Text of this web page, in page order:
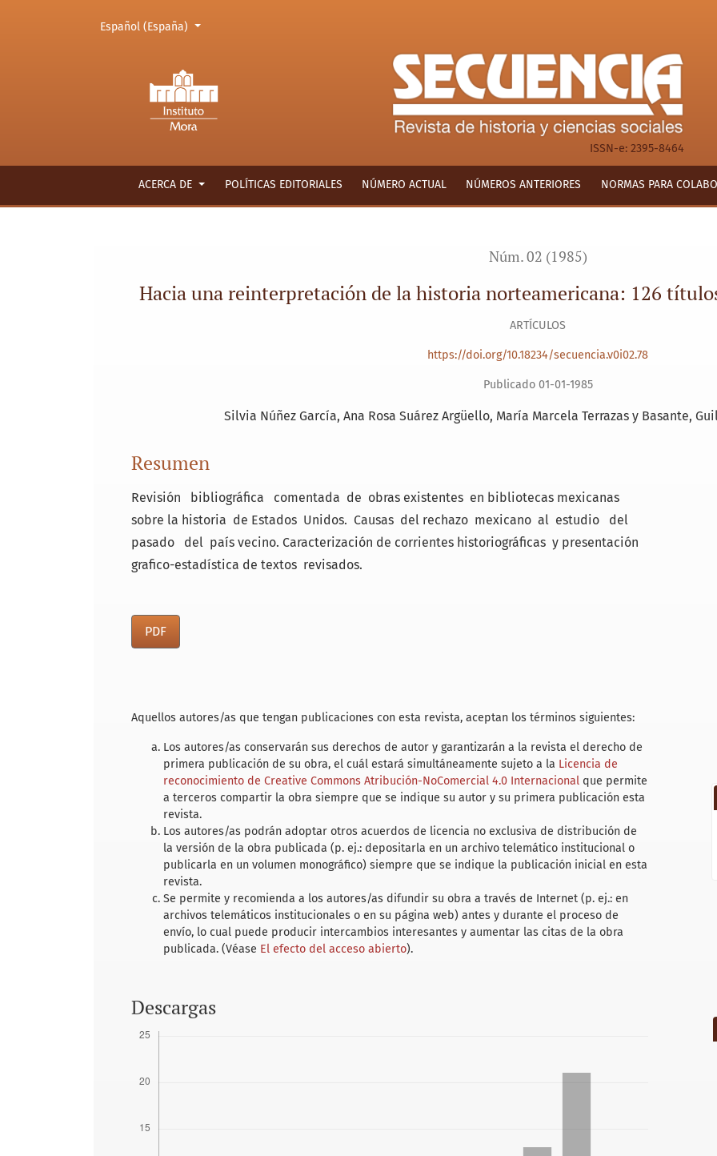
Hacia una reinterpretación de la historia norteamericana: 126 títulos en bibliotecas mexicanas
ISSN-e: 2395-8464
Cambiar el idioma. El actual es:
Español (España)
ACERCA DE POLÍTICAS EDITORIALES NÚMERO ACTUAL NÚMEROS ANTERIORES NORMAS PARA
Núm. 02 (1985)
Hacia una reinterpretación de la historia norteamericana: 126
ARTÍCULOS
https://doi.org/10.18234/secuencia.v0i02.78
Publicado 01-01-1985
Silvia Núñez García Ana Rosa Suárez Argüello María Marcela Terrazas y Basante
Resumen
Revisión bibliográfica comentada de obras existentes en bibliotecas mexicanas
sobre la historia de Estados Unidos. Causas del rechazo mexicano al estudio del
pasado del país vecino. Caracterización de corrientes historiográficas y presentación
grafico-estadística de textos revisados.
PDF
Aquellos autores/as que tengan publicaciones con esta revista, aceptan los términos siguientes:
Los autores/as conservarán sus derechos de autor y garantizarán a la revista el derecho de
primera publicación de su obra, el cuál estará simultáneamente sujeto a la Licencia de
reconocimiento de Creative Commons Atribución-NoComercial 4.0 Internacional que permite
a terceros compartir la obra siempre que se indique su autor y su primera publicación esta
revista.
Los autores/as podrán adoptar otros acuerdos de licencia no exclusiva de distribución de
la versión de la obra publicada (p. ej.: depositarla en un archivo telemático institucional o
publicarla en un volumen monográfico) siempre que se indique la publicación inicial en esta
revista.
Se permite y recomienda a los autores/as difundir su obra a través de Internet (p. ej.: en
archivos telemáticos institucionales o en su página web) antes y durante el proceso de
envío, lo cual puede producir intercambios interesantes y aumentar las citas de la obra
publicada. (Véase El efecto del acceso abierto).
Descargas